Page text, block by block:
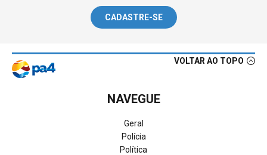
CADASTRE-SE
VOLTAR AO TOPO
NAVEGUE
Geral
Polícia
Política